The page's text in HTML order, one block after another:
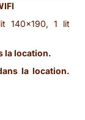
140x190, 1 lit
la location.
la location.